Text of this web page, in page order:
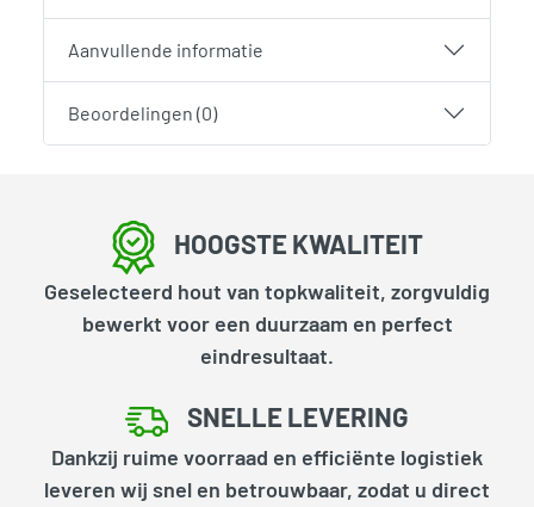
Aanvullende informatie
Beoordelingen (0)
HOOGSTE KWALITEIT
Geselecteerd hout van topkwaliteit, zorgvuldig
bewerkt voor een duurzaam en perfect
eindresultaat.
SNELLE LEVERING
Dankzij ruime voorraad en efficiënte logistiek
leveren wij snel en betrouwbaar, zodat u direct